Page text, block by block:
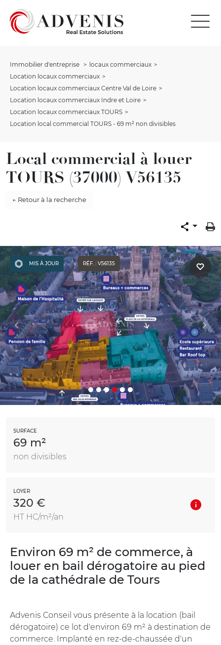
Immobilier d'entreprise
locaux commerciaux
Location locaux commerciaux
Location locaux commerciaux Centre Val de Loire
Location locaux commerciaux Indre et Loire
Location locaux commerciaux TOURS
Location local commercial TOURS - 69 m² non divisibles
Local commercial à louer
TOURS (37000) V56135
← Retour à la recherche
MIS À JOUR RÉF. : V56135
SURFACE
69 m²
non divisibles
LOYER
320 €
HT HC/m²/an
Environ 69 m² de commerce, à
louer en bail dérogatoire au pied
de la cathédrale de Tours
Advenis Conseil vous présente à la location (bail
dérogatoire) ce lot d'environ 69 m² à destination de
commerce. Implanté en rez-de-chaussée d'un